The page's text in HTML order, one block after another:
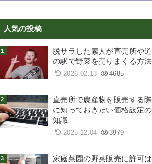
人気の投稿
脱サラした素人が直売所や道
の駅で野菜を売りまくる方法
2026.02.13 4685
直売所で農産物を販売する際
に知っておきたい価格設定の
知識
2025.12.04 3979
家庭菜園の野菜販売に許可は